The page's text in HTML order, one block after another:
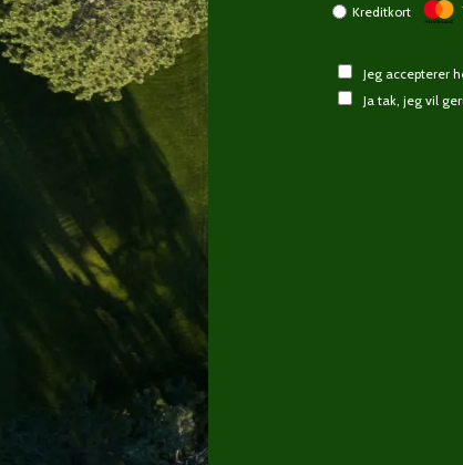
Kreditkort
Jeg accepterer
Ja tak, jeg vil